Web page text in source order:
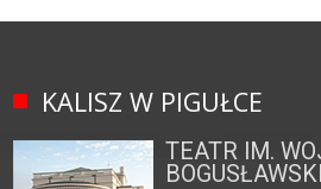
KALISZ W PIGUŁCE
TEATR IM.